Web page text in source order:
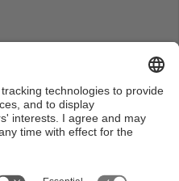
mans entre Antoni Giró
de presa de